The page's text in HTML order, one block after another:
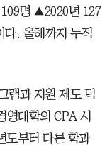
명 ▲2020년 127
. 올해까지 누적
램과 지원 제도 덕
대학의 CPA 시
도부터 다른 학과